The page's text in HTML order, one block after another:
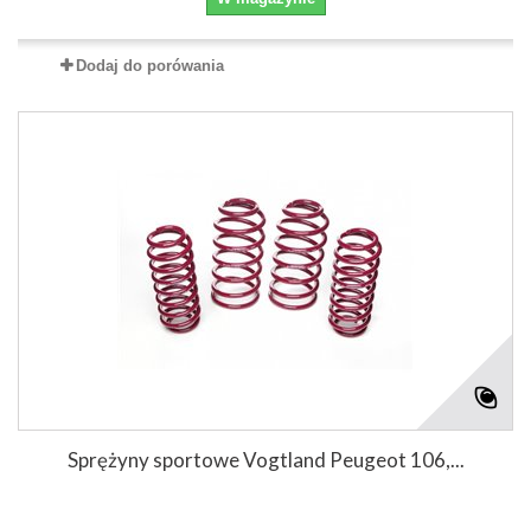
Dodaj do porówania
Sprężyny sportowe Vogtland Peugeot 106,...